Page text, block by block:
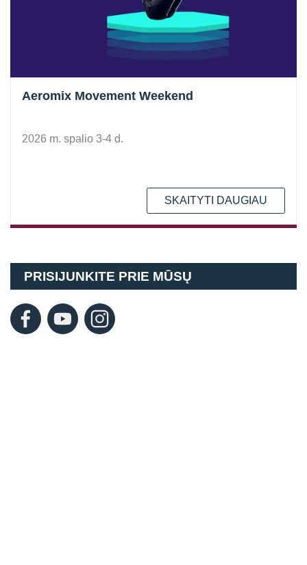
Aeromix Movement Weekend
2026 m. spalio 3-4 d.
SKAITYTI DAUGIAU
PRISIJUNKITE PRIE MŪSŲ